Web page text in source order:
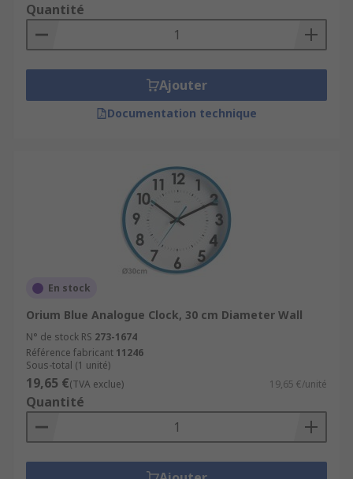
Quantité
Ajouter
Documentation technique
En stock
Orium Blue Analogue Clock, 30 cm Diameter Wall
N° de stock RS 273-1674
Référence fabricant 11246
Sous-total (1 unité)
19,65 €(TVA exclue) 19,65 €/unité
Quantité